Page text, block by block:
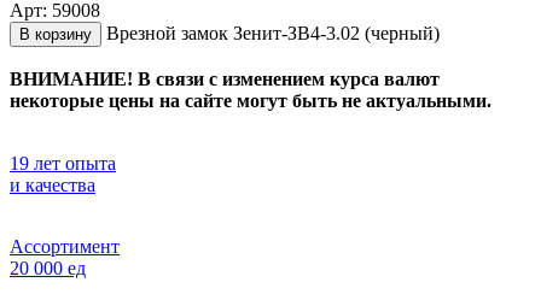
Арт: 59008
В корзину Врезной замок Зенит-ЗВ4-3.02 (черный)
ВНИМАНИЕ! В связи с изменением курса валют
некоторые цены на сайте могут быть не актуальными.
19 лет опыта
и качества
Ассортимент
20 000 ед